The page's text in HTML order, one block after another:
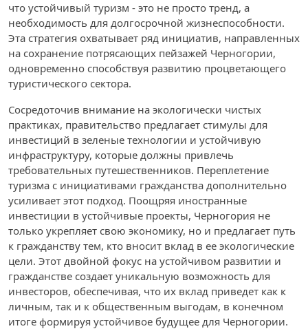
что устойчивый туризм - это не просто тренд, а
необходимость для долгосрочной жизнеспособности.
Эта стратегия охватывает ряд инициатив, направленных
на сохранение потрясающих пейзажей Черногории,
одновременно способствуя развитию процветающего
туристического сектора.
Сосредоточив внимание на экологически чистых
практиках, правительство предлагает стимулы для
инвестиций в зеленые технологии и устойчивую
инфраструктуру, которые должны привлечь
требовательных путешественников. Переплетение
туризма с инициативами гражданства дополнительно
усиливает этот подход. Поощряя иностранные
инвестиции в устойчивые проекты, Черногория не
только укрепляет свою экономику, но и предлагает путь
к гражданству тем, кто вносит вклад в ее экологические
цели. Этот двойной фокус на устойчивом развитии и
гражданстве создает уникальную возможность для
инвесторов, обеспечивая, что их вклад приведет как к
личным, так и к общественным выгодам, в конечном
итоге формируя устойчивое будущее для Черногории.